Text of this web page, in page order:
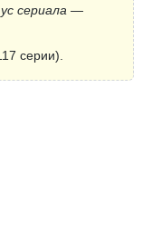
сериала —
серии).